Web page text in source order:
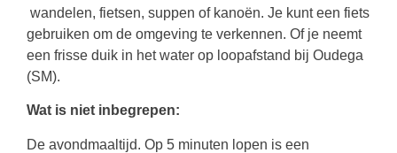
wandelen, fietsen, suppen of kanoën. Je kunt een fiets
gebruiken om de omgeving te verkennen. Of je neemt
een frisse duik in het water op loopafstand bij Oudega
(SM).
Wat is niet inbegrepen:
De avondmaaltijd. Op 5 minuten lopen is een